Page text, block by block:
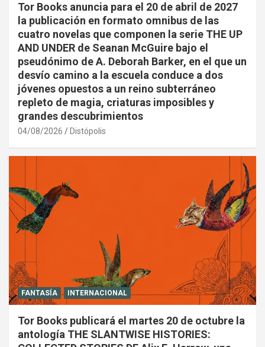
Tor Books anuncia para el 20 de abril de 2027
la publicación en formato omnibus de las
cuatro novelas que componen la serie THE UP
AND UNDER de Seanan McGuire bajo el
pseudónimo de A. Deborah Barker, en el que un
desvío camino a la escuela conduce a dos
jóvenes opuestos a un reino subterráneo
repleto de magia, criaturas imposibles y
grandes descubrimientos
04/08/2026 Distópolis
FANTASÍA INTERNACIONAL
Tor Books publicará el martes 20 de octubre la
antología THE SLANTWISE HISTORIES: